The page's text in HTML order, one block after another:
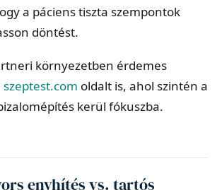
a páciens tiszta szempontok
döntést.
környezetben érdemes
szeptest.com oldalt is, ahol szintén a
kerül fókuszba.
enyhítés vs. tartós